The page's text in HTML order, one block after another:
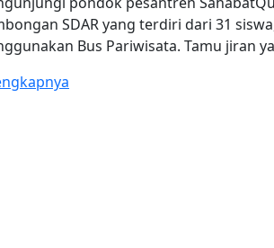
SDAR yang terdiri dari 31
Bus Pariwisata. Tamu jiran